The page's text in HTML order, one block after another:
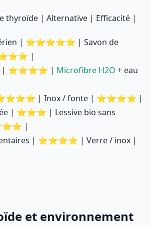
thyroïde | Alternative | Efficacité |
| ⭐⭐⭐⭐⭐ | Savon de
|
| ⭐⭐⭐⭐ | Microfibre H2O + eau
| Inox / fonte | ⭐⭐⭐⭐ |
| ⭐⭐⭐ | Lessive bio sans
|
| ⭐⭐⭐⭐ | Verre / inox |
et environnement